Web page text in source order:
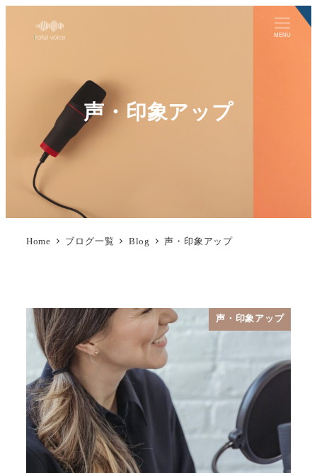
MENU
声・印象アップ
Home ブログ一覧 Blog 声・印象アップ
声・印象アップ